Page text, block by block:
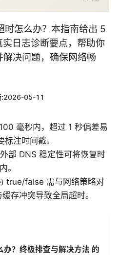
时怎么办？本指南给出 5
日志诊断要点，帮助你
决问题，确保网络畅
2026-05-11
毫秒内，超过 1 秒偏差易
注时间戳。
部 DNS 稳定性可将恢复时
。
true/false 需与网络策略对
存冲突导致全局超时。
？终极排查与解决方法 的